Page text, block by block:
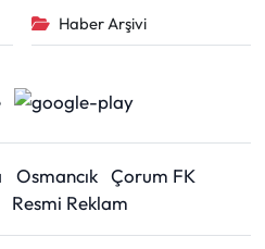
Haber Arşivi
Osmancık Çorum FK
Resmi Reklam